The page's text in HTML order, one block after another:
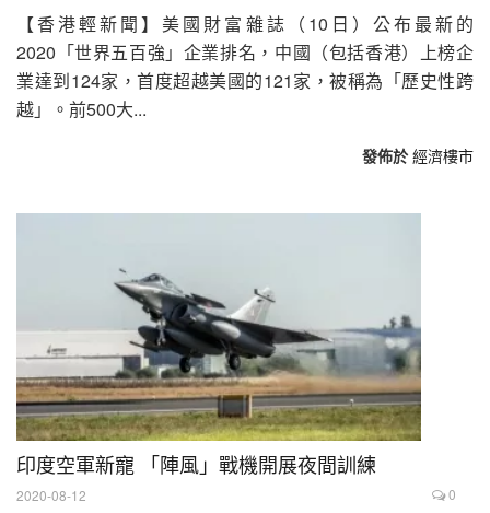
【香港輕新聞】美國財富雜誌（10日）公布最新的
2020「世界五百強」企業排名，中國（包括香港）上榜企
業達到124家，首度超越美國的121家，被稱為「歷史性跨
越」。前500大...
發佈於 經濟樓市
印度空軍新寵 「陣風」戰機開展夜間訓練
2020-08-12 0